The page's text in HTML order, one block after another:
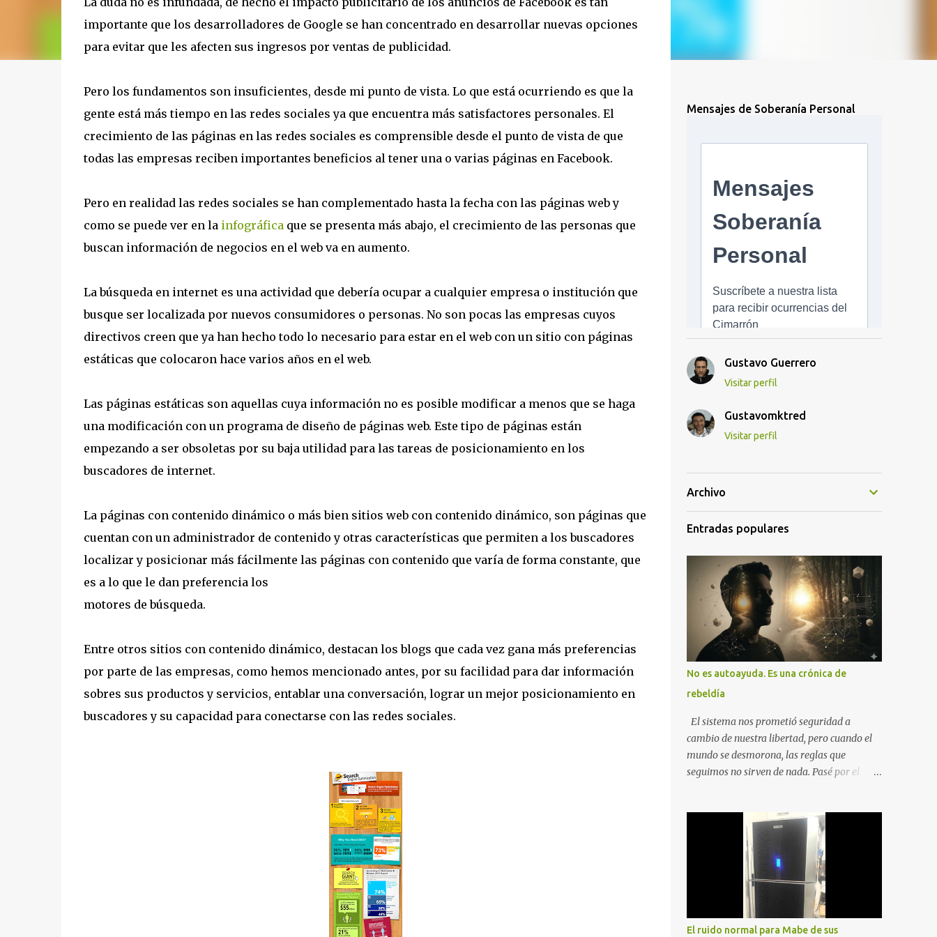
importante que los desarrolladores de Google se han concentrado en desarrollar nuevas opciones
para evitar que les afecten sus ingresos por ventas de publicidad.
Pero los fundamentos son insuficientes, desde mi punto de vista. Lo que está ocurriendo es que la
gente está más tiempo en las redes sociales ya que encuentra más satisfactores personales. El
crecimiento de las páginas en las redes sociales es comprensible desde el punto de vista de que
todas las empresas reciben importantes beneficios al tener una o varias páginas en Facebook.
Pero en realidad las redes sociales se han complementado hasta la fecha con las páginas web y
como se puede ver en la infográficaque se presenta más abajo, el crecimiento de las personas que
buscan información de negocios en el web va en aumento.
La búsqueda en internet es una actividad que debería ocupar a cualquier empresa o institución que
busque ser localizada por nuevos consumidores o personas. No son pocas las empresas cuyos
directivos creen que ya han hecho todo lo necesario para estar en el web con un sitio con páginas
estáticas que colocaron hace varios años en el web.
Las páginas estáticas son aquellas cuya información no es posible modificar a menos que se haga
una modificación con un programa de diseño de páginas web. Este tipo de páginas están
empezando a ser obsoletas por su baja utilidad para las tareas de posicionamiento en los
buscadores de internet.
La páginas con contenido dinámico o más bien sitios web con contenido dinámico, son páginas que
cuentan con un administrador de contenido y otras características que permiten a los buscadores
localizar y posicionar más fácilmente las páginas con contenido que varía de forma constante, que
es a lo que le dan preferencia los
motores de búsqueda.
Entre otros sitios con contenido dinámico, destacan los blogs que cada vez gana más preferencias
por parte de las empresas, como hemos mencionado antes, por su facilidad para dar información
sobres sus productos y servicios, entablar una conversación, lograr un mejor posicionamiento en
buscadores y su capacidad para conectarse con las redes sociales.
Mensajes de Soberanía Personal
Gustavo Guerrero
Visitar perfil
Gustavomktred
Visitar perfil
Archivo
Entradas populares
No es autoayuda. Es una crónica de
rebeldía
El sistema nos prometió seguridad a
cambio de nuestra libertad, pero cuando el
mundo se desmorona, las reglas que
seguimos no sirven de nada. Pasé por el
posible es la soberanía personal. Aquí no
encontrarás frases motivacionales;
encontrarás el registro de un escape. La
comunidad de los que eligen ver Ser un
Cimarrón no es huir del mundo, es aprender
a caminar en él sin llevar puestas las
cadenas de otros 1. La Caída: Al Filo del
El ruido normal para Mabe de sus